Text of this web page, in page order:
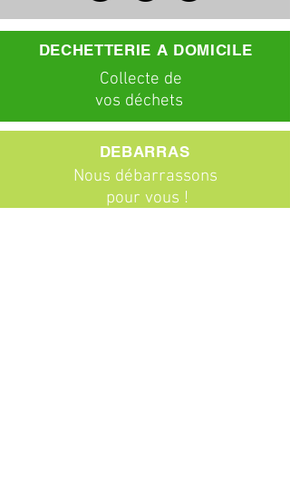
DECHETTERIE A DOMICILE
Collecte de
vos déchets
DEBARRAS
Nous débarrassons
pour vous !